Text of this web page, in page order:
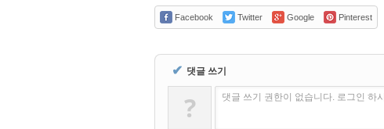
Facebook Twitter Google Pinterest
✔ 댓글 쓰기
? 댓글 쓰기 권한이 없습니다. 로그인 하